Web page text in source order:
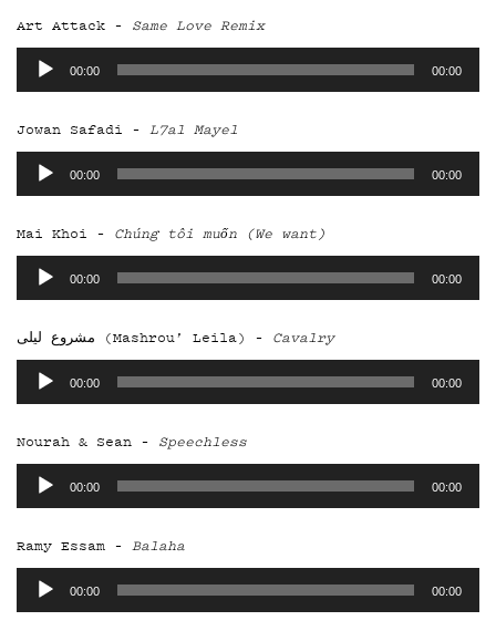
MAINOSTA
G LIVELAB
Art Attack – Same Love Remix
Äänitoistin
00:00 00:00
Jowan Safadi – L7al Mayel
Äänitoistin
00:00 00:00
Mai Khoi – Chúng tôi muốn (We want)
Äänitoistin
00:00 00:00
مشروع ليلى (Mashrou’ Leila) – Cavalry
Äänitoistin
00:00 00:00
Nourah & Sean – Speechless
Äänitoistin
00:00 00:00
Ramy Essam – Balaha
Äänitoistin
00:00 00:00